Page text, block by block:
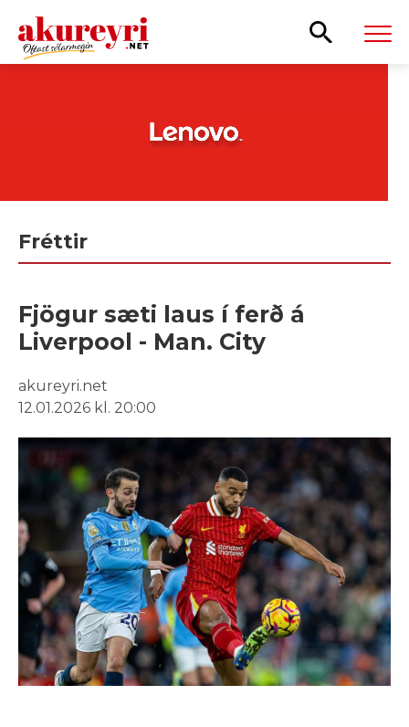
Fréttir
Fjögur sæti laus í ferð á
Liverpool - Man. City
akureyri.net
12.01.2026 kl. 20:00